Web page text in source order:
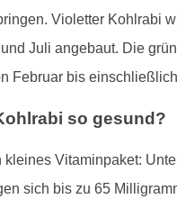
Violetter Kohlrabi
Juli angebaut. Die
Februar bis
so gesund?
kleines Vitaminpaket:
sich bis zu 65